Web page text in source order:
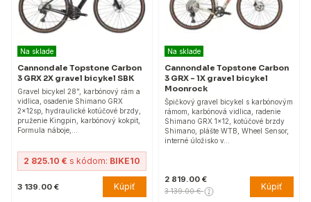
Na sklade
Cannondale Topstone Carbon
3 GRX 2X gravel bicykel SBK
Gravel bicykel 28", karbónový rám a
vidlica, osadenie Shimano GRX
2x12sp, hydraulické kotúčové brzdy,
pruženie Kingpin, karbónový kokpit,
Formula náboje,…
2 825.10 € s kódom: BIKE10
3 139.00 € Kúpiť
Na sklade
Cannondale Topstone Carbon
3 GRX - 1X gravel bicykel
Moonrock
Špičkový gravel bicykel s karbónovým
rámom, karbónová vidlica, radenie
Shimano GRX 1x12, kotúčové brzdy
Shimano, plášte WTB, Wheel Sensor,
interné úložisko v…
2 819.00 €
3 139.00 € Kúpiť